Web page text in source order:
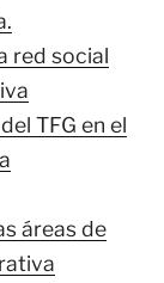
red social
TFG en el
áreas de